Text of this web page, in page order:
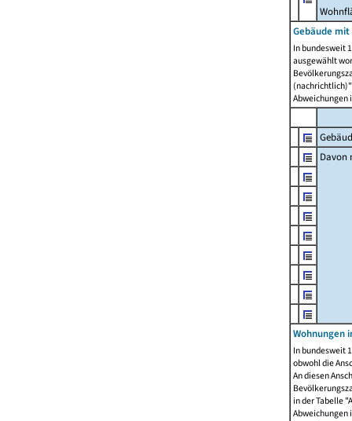
Gebäude
In bundesweit
ausgewählt
Abweichungen
Davon
Wohnungen
In bundesweit
obwohl die
An diesen
in der Tabelle
Abweichungen